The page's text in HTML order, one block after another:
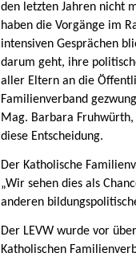
den letzten Jahren nicht
haben die Vorgänge im
intensiven Gesprächen
darum geht, ihre
aller Eltern an die
Familienverband
Mag. Barbara Fruhwürth,
diese Entscheidung.
Der Katholische
„Wir sehen dies als
anderen
Der LEVW wurde vor
Katholischen